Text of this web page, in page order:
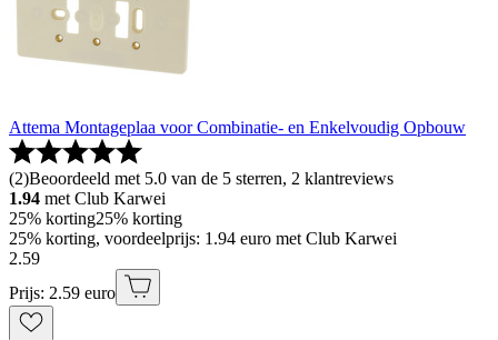
Attema Montageplaa voor Combinatie- en Enkelvoudig Opbouw
(2)Beoordeeld met 5.0 van de 5 sterren, 2 klantreviews
1.94 met Club Karwei
25% korting25% korting
25% korting, voordeelprijs: 1.94 euro met Club Karwei
2.59
Prijs: 2.59 euro